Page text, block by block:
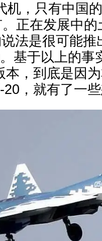
机，只有中国
正在发展中的
法是很可能推
基于以上的事
本，到底是因
，就有了一